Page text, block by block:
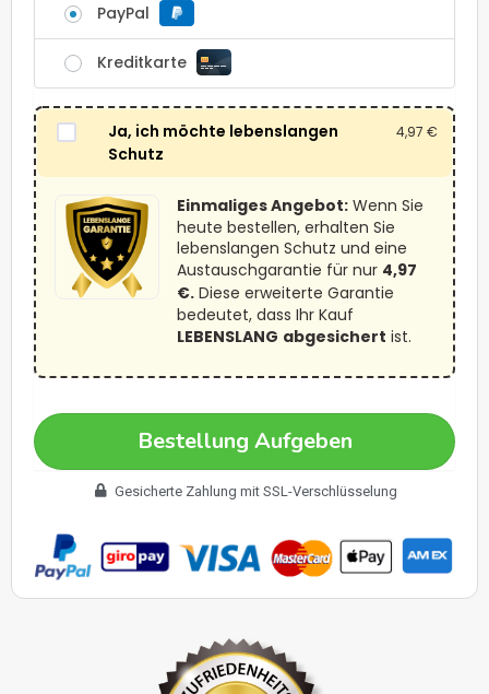
PayPal
Kreditkarte
Ja, ich möchte lebenslangen
Schutz
4,97 €
Einmaliges Angebot: Wenn Sie
heute bestellen, erhalten Sie
lebenslangen Schutz und eine
Austauschgarantie für nur 4,97
€. Diese erweiterte Garantie
bedeutet, dass Ihr Kauf
LEBENSLANG abgesichert ist.
Bestellung Aufgeben
Gesicherte Zahlung mit SSL-Verschlüsselung